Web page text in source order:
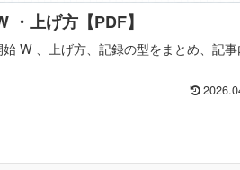
・上げ方【PDF】
W 、上げ方、記録の型をまとめ、記事